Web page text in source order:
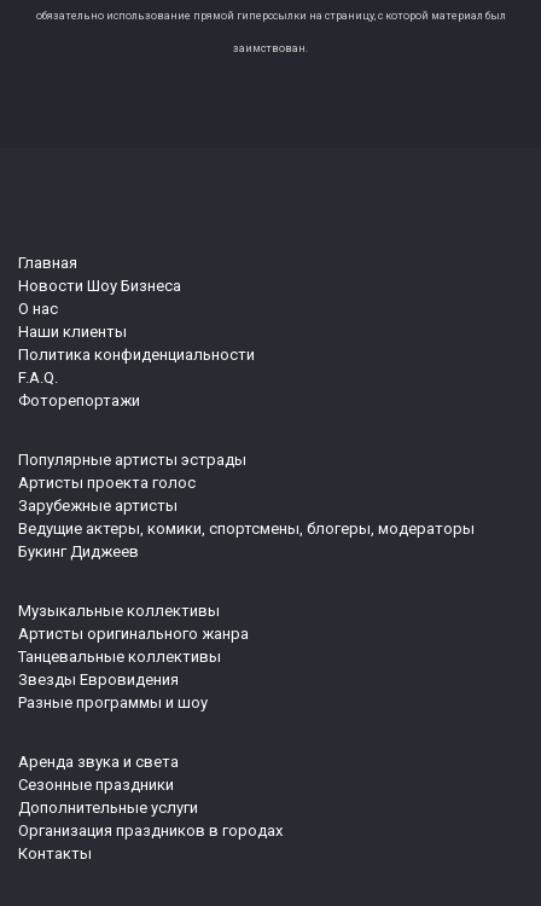
обязательно использование прямой гиперссылки на страницу, с которой материал был
заимствован.
Главная
Новости Шоу Бизнеса
О нас
Наши клиенты
Политика конфиденциальности
F.A.Q.
Фоторепортажи
Популярные артисты эстрады
Артисты проекта голос
Зарубежные артисты
Ведущие актеры, комики, спортсмены, блогеры, модераторы
Букинг Диджеев
Музыкальные коллективы
Артисты оригинального жанра
Танцевальные коллективы
Звезды Евровидения
Разные программы и шоу
Аренда звука и света
Сезонные праздники
Дополнительные услуги
Организация праздников в городах
Контакты